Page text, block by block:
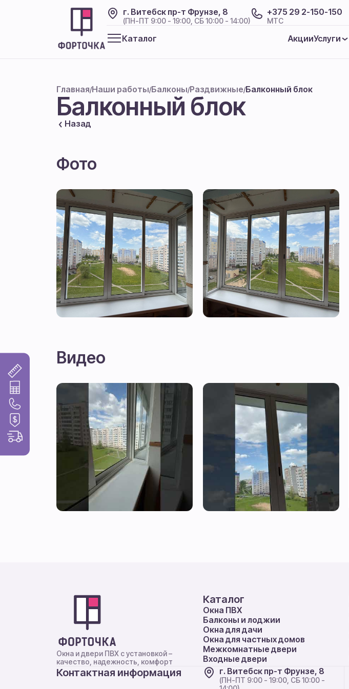
г. Витебск пр-т Фрунзе, 8
(ПН-ПТ 9:00 - 19:00, СБ 10:00 - 14:00)
+375 29 2-150-150
МТС
Каталог АкцииУслуги
Главная/Наши работы/Балконы/Раздвижные/Балконный блок
Балконный блок
Назад
Фото
Видео
Окна и двери ПВХ с установкой –
качество, надежность, комфорт
Каталог
Окна ПВХ
Балконы и лоджии
Окна для дачи
Окна для частных домов
Межкомнатные двери
Входные двери
Контактная информация г. Витебск пр-т Фрунзе, 8
(ПН-ПТ 9:00 - 19:00, СБ 10:00 -